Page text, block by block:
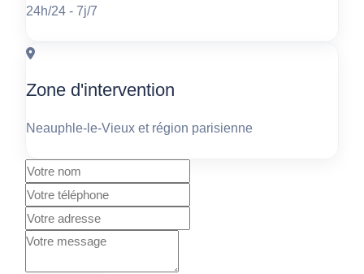
24h/24 - 7j/7
Zone d'intervention
Neauphle-le-Vieux et région parisienne